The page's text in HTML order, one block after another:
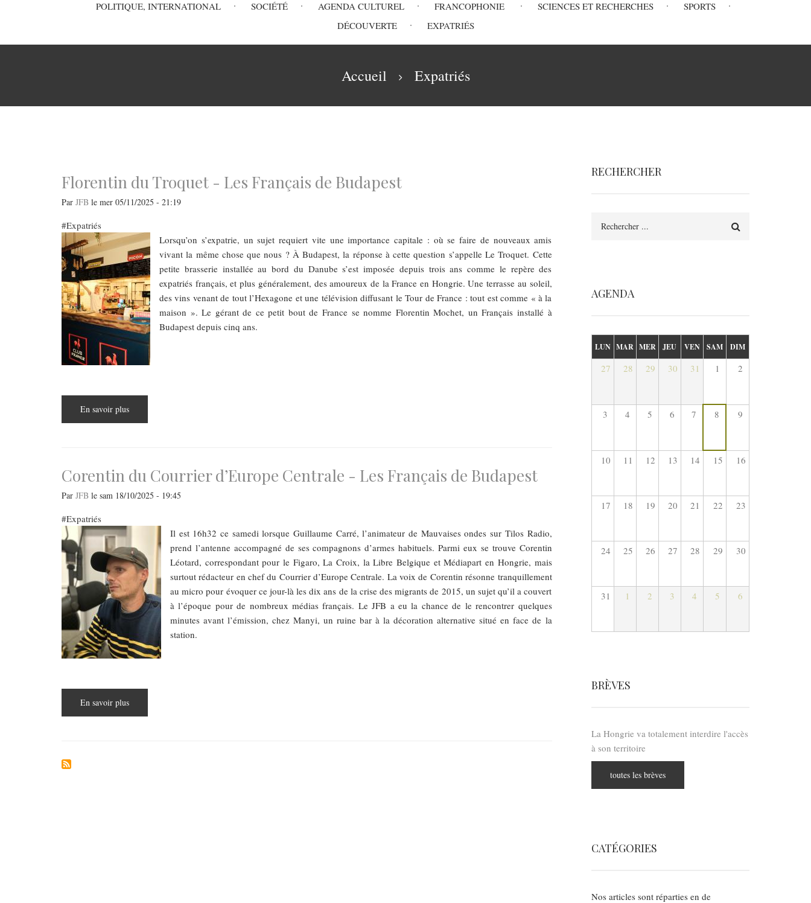
MainPOLITIQUE, INTERNATIONAL SOCIÉTÉ AGENDA CULTUREL FRANCOPHONIE SCIENCES ET RECHERCHES
SPORTS
DÉCOUVERTE
EXPATRIÉS
Accueil Expatriés
Florentin du Troquet - Les Français de Budapest
Par JFB le mer 05/11/2025 - 21:19
Expatriés
​​​​​​​Lorsqu’on s’expatrie, un sujet requiert vite une importance capitale : où se faire de nouveaux amis
vivant la même chose que nous ? À Budapest, la réponse à cette question s’appelle Le Troquet. Cette
petite brasserie installée au bord du Danube s’est imposée depuis trois ans comme le repère des
expatriés français, et plus généralement, des amoureux de la France en Hongrie. Une terrasse au soleil,
des vins venant de tout l’Hexagone et une télévision diffusant le Tour de France : tout est comme « à la
maison ». Le gérant de ce petit bout de France se nomme Florentin Mochet, un Français installé à
Budapest depuis cinq ans.
En savoir plus
du
de
Budapest
Corentin du Courrier d’Europe Centrale - Les Français de Budapest
Par JFB le sam 18/10/2025 - 19:45
Expatriés
Il est 16h32 ce samedi lorsque Guillaume Carré, l’animateur de Mauvaises ondes sur Tilos Radio,
prend l’antenne accompagné de ses compagnons d’armes habituels. Parmi eux se trouve Corentin
Léotard, correspondant pour le Figaro, La Croix, la Libre Belgique et Médiapart en Hongrie, mais
surtout rédacteur en chef du Courrier d’Europe Centrale. La voix de Corentin résonne tranquillement
au micro pour évoquer ce jour-là les dix ans de la crise des migrants de 2015, un sujet qu’il a couvert
à l’époque pour de nombreux médias français. Le JFB a eu la chance de le rencontrer quelques
minutes avant l’émission, chez Manyi, un ruine bar à la décoration alternative situé en face de la
station.
En savoir plus
du
RECHERCHER
AGENDA
LUN MAR MER JEU VEN SAM DIM
27 28 29 30 31 1 2
3 4 5 6 7 8 9
10 11 12 13 14 15 16
17 18 19 20 21 22 23
24 25 26 27 28 29 30
31 1 2 3 4 5 6
BRÈVES
La Hongrie va totalement interdire l'accès
à son territoire
toutes les brèves
CATÉGORIES
Nos articles sont réparties en de